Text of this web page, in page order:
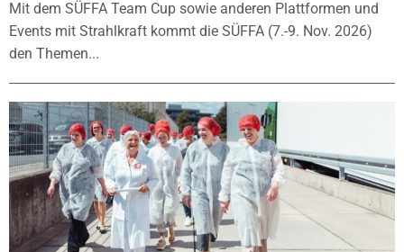
Mit dem SÜFFA Team Cup sowie anderen Plattformen und
Events mit Strahlkraft kommt die SÜFFA (7.-9. Nov. 2026)
den Themen...